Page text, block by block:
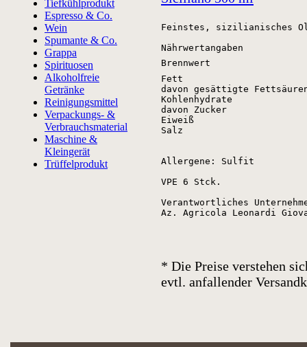
Tiefkühlprodukt
Espresso & Co.
Wein
Spumante & Co.
Grappa
Spirituosen
Alkoholfreie
Getränke
Reinigungsmittel
Verpackungs- &
Verbrauchsmaterial
Maschine &
Kleingerät
Trüffelprodukt
Feinstes, sizilianisches
Nährwertangaben
Brennwert
Fett
davon gesättigte
Kohlenhydrate
davon Zucker
Eiweiß
Salz
Allergene: Sulfit
VPE 6 Stck.
Verantwortliches
* Die Preise verstehen
evtl. anfallender